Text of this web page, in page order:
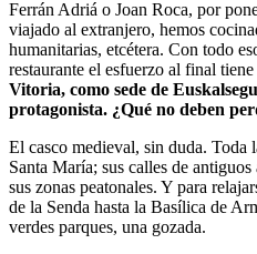
Ferrán Adriá o Joan Roca, por
viajado al extranjero, hemos
humanitarias, etcétera. Con todo
restaurante el esfuerzo al final tiene
Vitoria, como sede de
protagonista. ¿Qué no deben
El casco medieval, sin duda. Toda
Santa María; sus calles de
sus zonas peatonales. Y para
de la Senda hasta la Basílica de
verdes parques, una gozada.